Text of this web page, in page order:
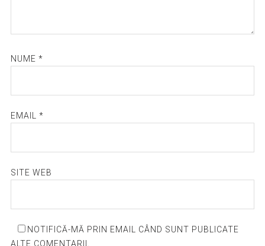
NUME *
EMAIL *
SITE WEB
NOTIFICĂ-MĂ PRIN EMAIL CÂND SUNT PUBLICATE
ALTE COMENTARII.